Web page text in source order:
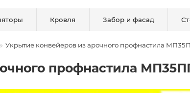
Кровля Забор и фасад
Укрытие конвейеров из арочного профнастила
профнастила